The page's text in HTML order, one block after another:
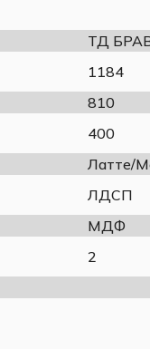
гладкость иТД
1184
810
400
Латте/
ЛДСП
МДФ
2